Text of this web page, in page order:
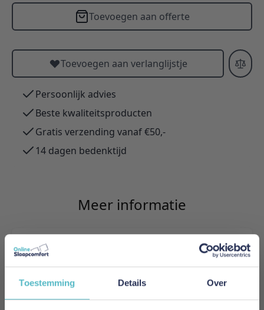
Toestemming Details Over
Toevoegen aan offerte
Toevoegen aan verlanglijstje
Persoonlijk advies
Beste kwaliteitsproducten
Gratis verzending vanaf €50,-
14 dagen bedenktijd
Meer informatie
Merk
Adore Home & Living
Levertijd